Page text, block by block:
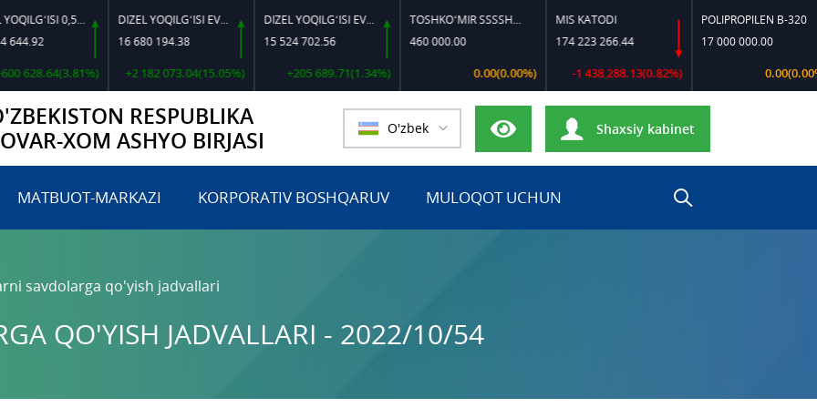
DIZEL YOQILG‘ISI 0,5-40
DIZEL YOQILG‘ISI EVRO L-K-4
16 680 194.38
+2 182 073.04(15.05%)
DIZEL YOQILG‘ISI EVRO-L II K-4 SSDF
15 524 702.56
+205 689.71(1.34%)
TOSHKO‘MIR SSSSH-13
460 000.00
0.00(0.00%)
MIS KATODI
174 223 266.44
-1 438 288.13(0.82%)
POLIPROPILEN B-320
17 000 000.00
0.00(0.00%)
RESPUBLIKA
XOM ASHYO BIRJASI
O'zbek Shaxsiy kabinet
MATBUOT-MARKAZI KORPORATIV BOSHQARUV MULOQOT UCHUN
savdolarga qo'yish jadvallari
QO'YISH JADVALLARI - 2022/10/54